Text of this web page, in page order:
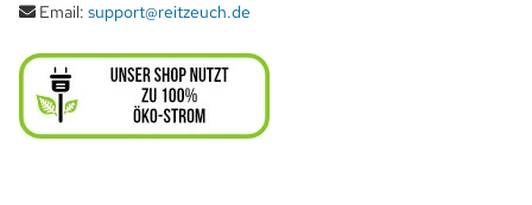
Email: support@reitzeuch.de